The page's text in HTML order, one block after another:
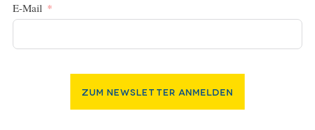
E-Mail
Zum Newsletter Anmelden